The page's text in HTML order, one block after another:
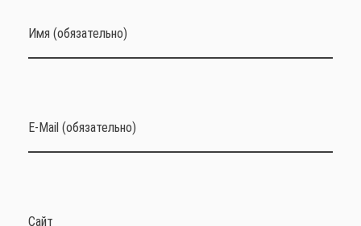
Имя (обязательно)
E-Mail (обязательно)
Сайт